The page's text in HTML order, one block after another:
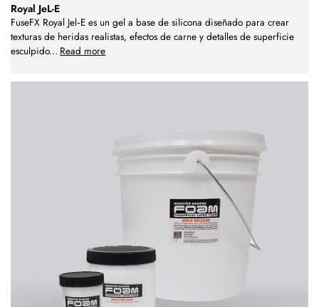
Royal JeL-E
FuseFX Royal Jel‑E es un gel a base de silicona diseñado para crear
texturas de heridas realistas, efectos de carne y detalles de superficie
esculpido... Read more